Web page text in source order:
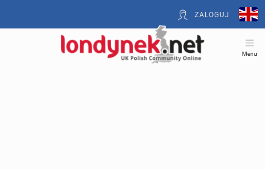
ZALOGUJ
Menu